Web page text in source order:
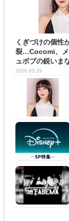
くぎづけの個性
裂…Cocomi、メ
ュボブの鋭いま
2026.05.29